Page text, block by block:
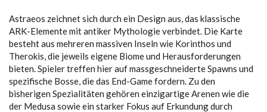
Astraeos zeichnet sich durch ein Design aus, das klassische
ARK-Elemente mit antiker Mythologie verbindet. Die Karte
besteht aus mehreren massiven Inseln wie Korinthos und
Therokis, die jeweils eigene Biome und Herausforderungen
bieten. Spieler treffen hier auf massgeschneiderte Spawns und
spezifische Bosse, die das End-Game fordern. Zu den
bisherigen Spezialitäten gehören einzigartige Arenen wie die
der Medusa sowie ein starker Fokus auf Erkundung durch